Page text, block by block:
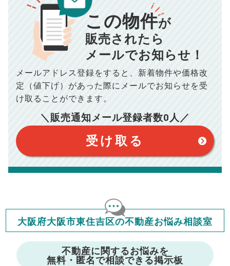
毎月の支払額 834
年間の支払額 10,005 円
総支払額 100,050 円
このシミュレーターは元利均等返済方式で試算しています。
このシミュレーターは、四捨五入にて計算しております。
このシミュレーターはお借り入れの全期間で金利が変わらない設
このシミュレーターでの結果は、お借り入れを保証するものでは
ありません。
このシミュレーターをご利用された方の、いかなる損害について
ますが、お借り入れの際に各金融機関にご相談ください。
会員マイページでは
修繕費・管理費の計算もできます
■仲介手数料／ 00万円
■売買契約書印紙／ 0
■抵当権抹消費用／0万円
※購入価格よりも売却価格が高い場合、譲渡所得税が発生する
場合がございます。詳しくは最寄りの税務署などにご確認く
※シミュレーター結果はあくまでも概算であり、手残り金額を
保証するものではございません。
※上記売却費用には、住所変更登記の費用、引っ越し費用、住
宅ローンの一括繰上返済の手数料等は含まれておりませんの
で予めご了承ください。
おります。（物件価格×3%＋6万円＋消費税）
この物件が
販売されたら
メールでお知らせ！
メールアドレス登録をすると、 新着物件や価格改
定（値下げ）があった際に メールでお知らせを受
け取ることができます。
＼販売通知メール登録者数0 人／
受け取る
大阪府大阪市東住吉区の不動産お悩み相談室
不動産に関するお悩みを
無料・匿名で相談できる掲示板